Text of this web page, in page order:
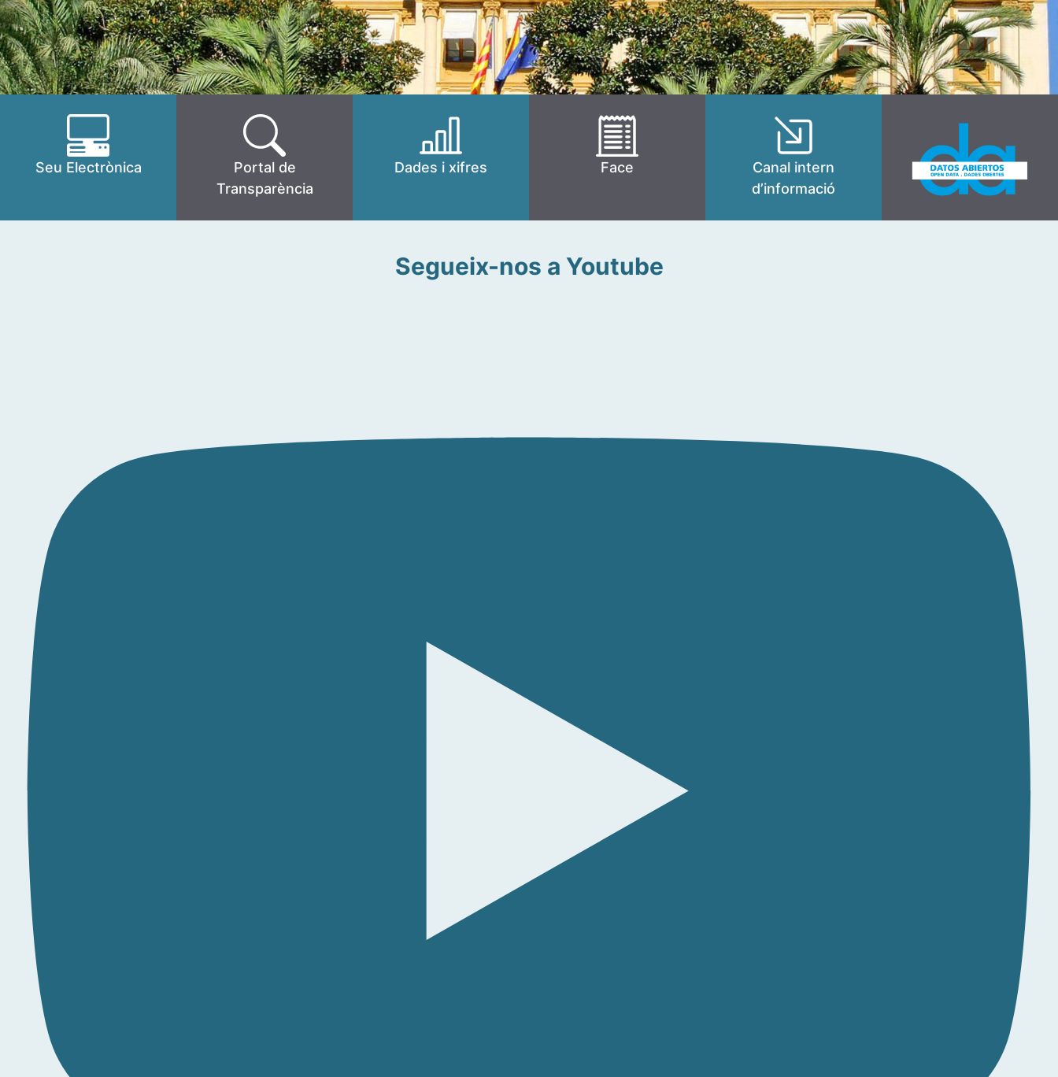
Seu Electrònica
Portal de
Transparència
Dades i xifres Face
Canal intern
d’informació
Segueix-nos a Youtube